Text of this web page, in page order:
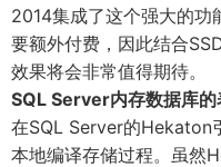
2014集成了这个强大的功
要额外付费，因此结合
效果将会非常值得期待。
SQL Server内存数据库的
在SQL Server的Hekaton
本地编译存储过程。虽然